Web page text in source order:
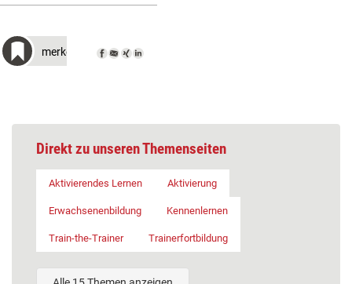
merken
Direkt zu unseren Themenseiten
Aktivierendes Lernen Aktivierung
Erwachsenenbildung Kennenlernen
Train-the-Trainer Trainerfortbildung